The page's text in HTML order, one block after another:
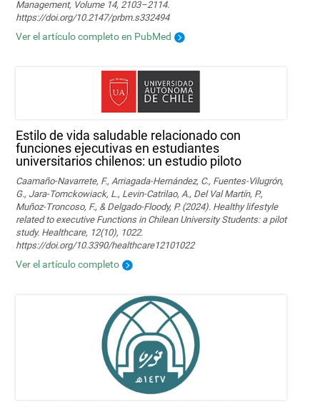
Management, Volume 14, 2103–2114.
https://doi.org/10.2147/prbm.s332494
Ver el artículo completo en PubMed
Estilo de vida saludable relacionado con
funciones ejecutivas en estudiantes
universitarios chilenos: un estudio piloto
Caamaño-Navarrete, F., Arriagada-Hernández, C., Fuentes-Vilugrón,
G., Jara-Tomckowiack, L., Levin-Catrilao, A., Del Val Martín, P.,
Muñoz-Troncoso, F., & Delgado-Floody, P. (2024). Healthy lifestyle
related to executive Functions in Chilean University Students: a pilot
study. Healthcare, 12(10), 1022.
https://doi.org/10.3390/healthcare12101022
Ver el artículo completo